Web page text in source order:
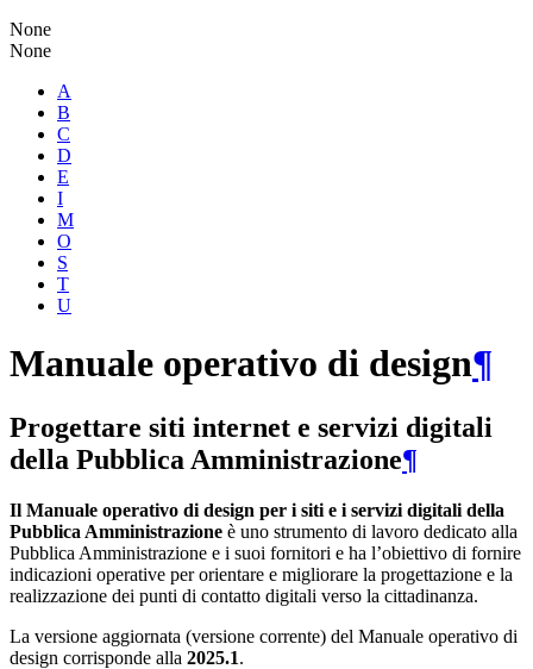
None
None
A
B
C
D
E
I
M
O
S
T
U
Manuale operativo di design¶
Progettare siti internet e servizi digitali
della Pubblica Amministrazione¶
Il Manuale operativo di design per i siti e i servizi digitali della
Pubblica Amministrazione è uno strumento di lavoro dedicato alla
Pubblica Amministrazione e i suoi fornitori e ha l’obiettivo di fornire
indicazioni operative per orientare e migliorare la progettazione e la
realizzazione dei punti di contatto digitali verso la cittadinanza.
La versione aggiornata (versione corrente) del Manuale operativo di
design corrisponde alla 2025.1.